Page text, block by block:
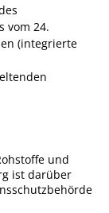
vom 24.
(integrierte
und
ist darüber